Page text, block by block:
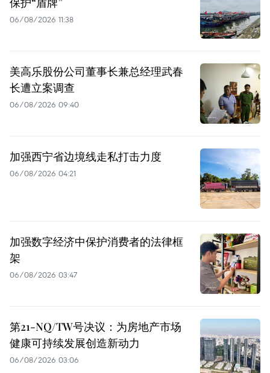
06/08/2026 11:38
美高乐股份公司董事长兼总经理武春
长遭立案调查
06/08/2026 09:40
加强西宁省边境线走私打击力度
06/08/2026 04:21
加强数字经济中保护消费者的法律框
架
06/08/2026 03:47
第21-NQ/TW号决议：为房地产市场
健康可持续发展创造新动力
06/08/2026 03:06